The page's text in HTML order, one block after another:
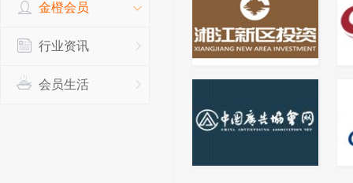
金橙会员
行业资讯
会员生活